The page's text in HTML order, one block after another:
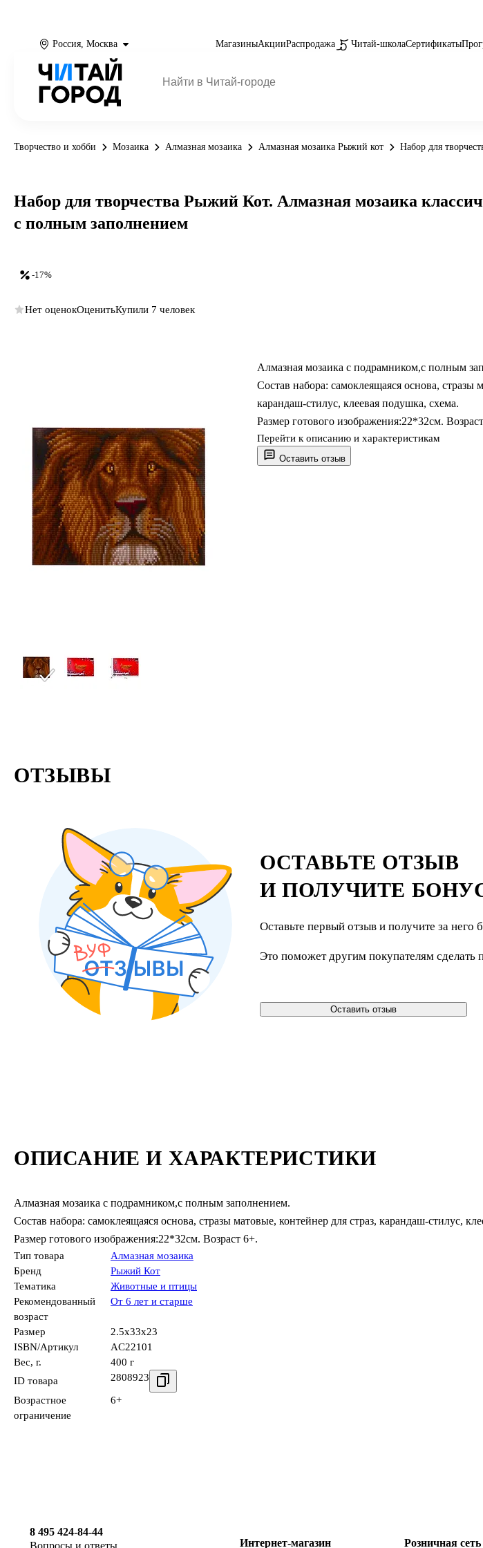
Россия, Москва МагазиныАкцииРаспродажа Читай-школаСертификаты
Творчество и хобби Мозаика Алмазная мозаика Алмазная мозаика Рыжий кот Набор для
Оставить отзыв
Алмазная мозаика с подрамником,с полным
Состав набора: самоклеящаяся основа, стразы
карандаш-стилус, клеевая подушка, схема.
Размер готового изображения:22*32см.
Перейти к описанию и характеристикам
-17%
Набор для творчества Рыжий Кот. Алмазная мозаика
с полным заполнением
Нет оценокОценитьКупили 7 человек
ОПИСАНИЕ И ХАРАКТЕРИСТИКИ
Алмазная мозаика с подрамником,с полным заполнением.
Состав набора: самоклеящаяся основа, стразы матовые, контейнер для страз, карандаш-стилус,
Размер готового изображения:22*32см. Возраст 6+.
Тип товара
Алмазная мозаика
Бренд
Рыжий Кот
Тематика
Животные и птицы
Рекомендованный
возраст
От 6 лет и старше
Размер
2.5x33x23
ISBN/Артикул
AC22101
Вес, г.
400 г
ID товара
2808923
Возрастное
ограничение
6+
ОТЗЫВЫ
ОСТАВЬТЕ ОТЗЫВ
И ПОЛУЧИТЕ
Оставьте первый отзыв и получите за него
Это поможет другим покупателям сделать
Оставить отзыв
8 495 424-84-44
Вопросы и ответы
Интернет-магазин Розничная сеть